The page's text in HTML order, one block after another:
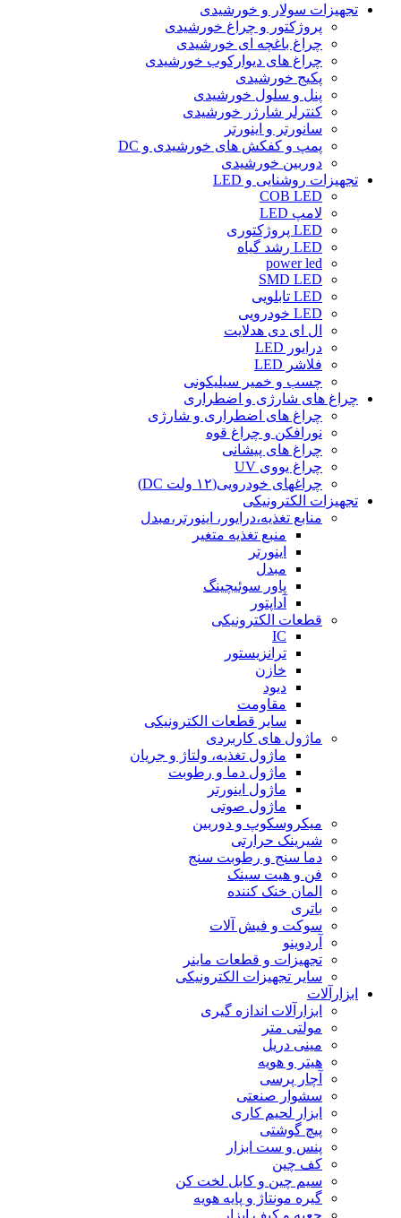
تجهیزات سولار و خورشیدی
پروژکتور و چراغ خورشیدی
چراغ باغچه ای خورشیدی
چراغ های دیوارکوب خورشیدی
پکیج خورشیدی
پنل و سلول خورشیدی
کنترلر شارژر خورشیدی
سانورتر و اینورتر
پمپ و کفکش های خورشیدی و DC
دوربین خورشیدی
تجهیزات روشنایی و LED
COB LED
لامپ LED
LED پروژکتوری
LED رشد گیاه
power led
SMD LED
LED تابلویی
LED خودرویی
ال ای دی هدلایت
درایور LED
فلاشر LED
چسب و خمیر سیلیکونی
چراغ های شارژی و اضطراری
چراغ های اضطراری و شارژی
نورافکن و چراغ قوه
چراغ های پیشانی
چراغ یووی UV
چراغهای خودرویی(۱۲ ولت DC)
تجهیزات الکترونیکی
منابع تغذیه،درایور، اینورتر،مبدل
منبع تغذیه متغیر
اینورتر
مبدل
پاور سوئیچینگ
آداپتور
قطعات الکترونیکی
IC
ترانزیستور
خازن
دیود
مقاومت
سایر قطعات الکترونیکی
ماژول های کاربردی
ماژول تغذیه، ولتاژ و جریان
ماژول دما و رطوبت
ماژول اینورتر
ماژول صوتی
میکروسکوپ و دوربین
شیرینک حرارتی
دما سنج و رطوبت سنج
فن و هیت سینک
المان خنک کننده
باتری
سوکت و فیش آلات
آردوینو
تجهیزات و قطعات ماینر
سایر تجهیزات الکترونیکی
ابزارآلات
ابزارآلات اندازه گیری
مولتی متر
مینی دریل
هیتر و هویه
آچار پرسی
سشوار صنعتی
ابزار لحیم کاری
پیچ گوشتی
پنس و ست ابزار
کف چین
سیم چین و کابل لخت کن
گیره مونتاژ و پایه هویه
جعبه و کیف ابزار